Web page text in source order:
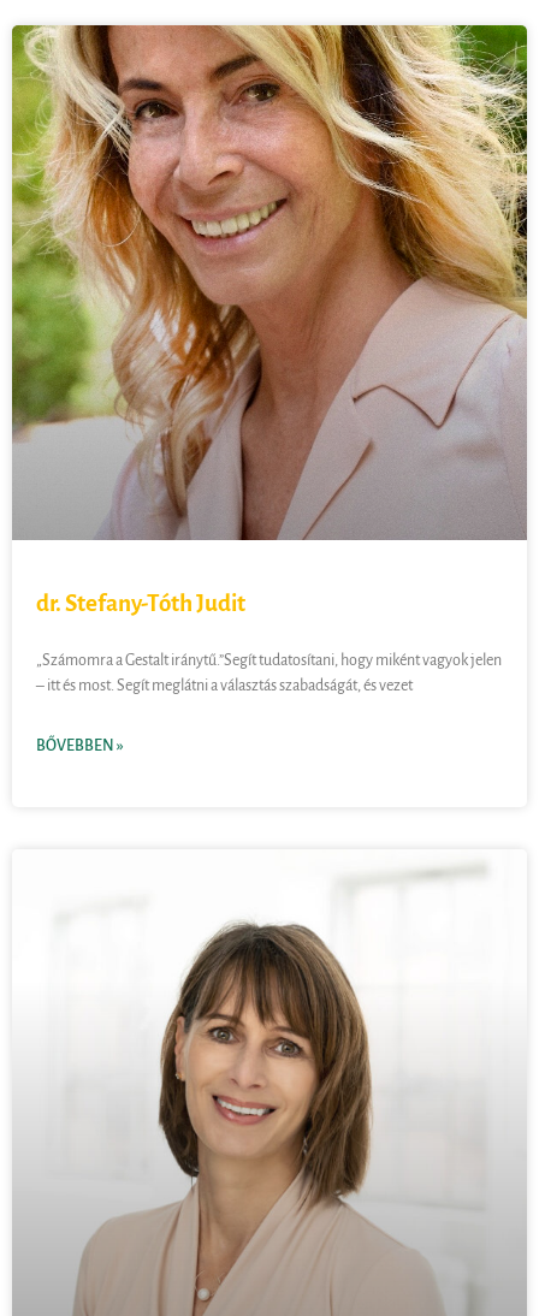
dr. Stefany-Tóth Judit
„Számomra a Gestalt iránytű.”Segít tudatosítani, hogy miként vagyok jelen
– itt és most. Segít meglátni a választás szabadságát, és vezet
BŐVEBBEN »